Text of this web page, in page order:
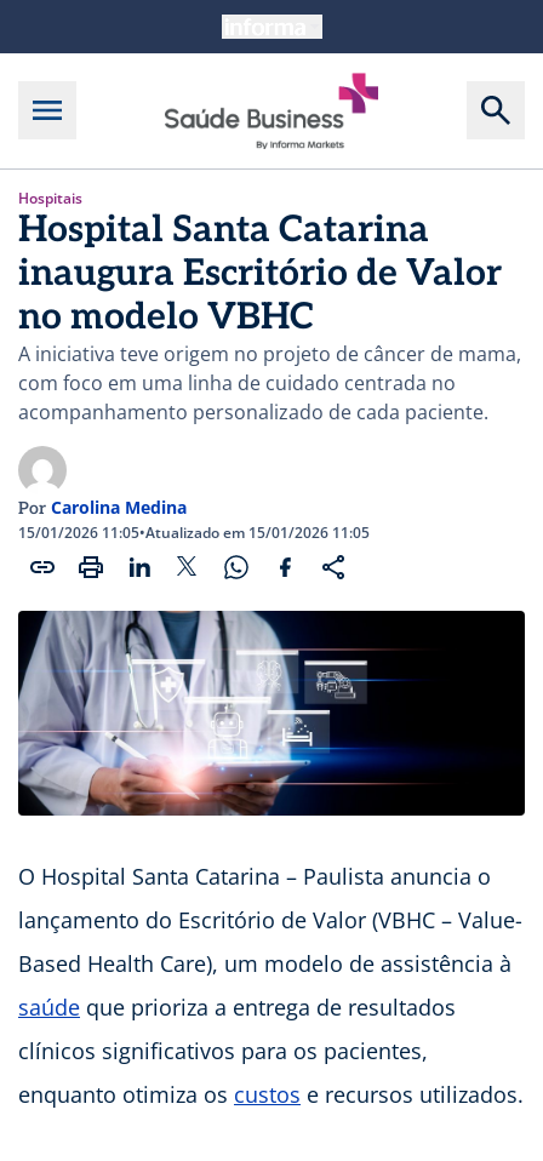
Hospitais
Hospital Santa Catarina
inaugura Escritório de Valor
no modelo VBHC
A iniciativa teve origem no projeto de câncer de mama,
com foco em uma linha de cuidado centrada no
acompanhamento personalizado de cada paciente.
Por Carolina Medina
15/01/2026 11:05•Atualizado em 15/01/2026 11:05
O Hospital Santa Catarina – Paulista anuncia o
lançamento do Escritório de Valor (VBHC – Value-
Based Health Care), um modelo de assistência à
saúde que prioriza a entrega de resultados
clínicos significativos para os pacientes,
enquanto otimiza os custos e recursos utilizados.